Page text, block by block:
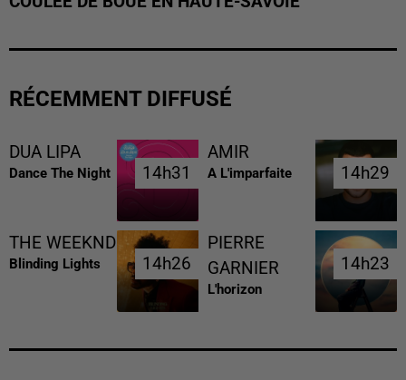
RÉCEMMENT DIFFUSÉ
DUA LIPA
Dance The Night 14h31
14h31
AMIR
A L'imparfaite 14h29
14h29
THE WEEKND
Blinding Lights 14h26
14h26
PIERRE
GARNIER
L'horizon
14h23
14h23